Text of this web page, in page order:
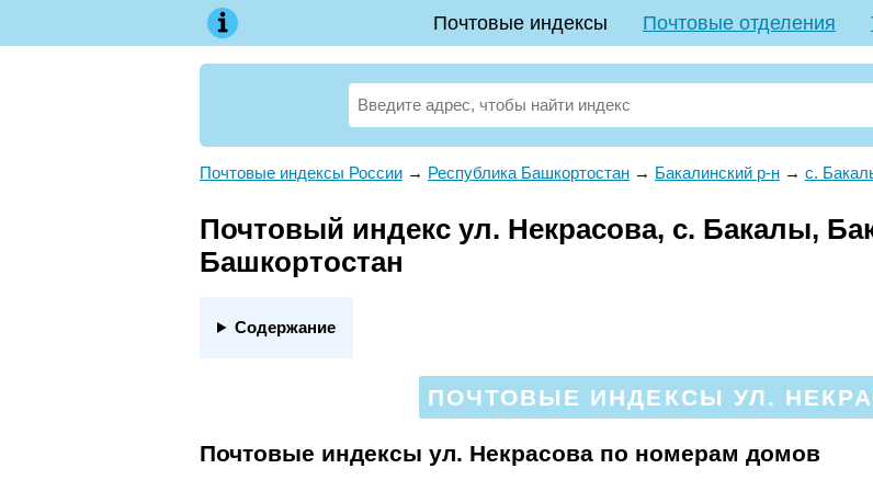
Почтовые индексы Почтовые отделения
Почтовые индексы России → Республика Башкортостан → Бакалинский р-н → с.
Почтовый индекс ул. Некрасова, с. Бакалы,
Башкортостан
Содержание
ПОЧТОВЫЕ ИНДЕКСЫ УЛ.
Почтовые индексы ул. Некрасова по номерам домов